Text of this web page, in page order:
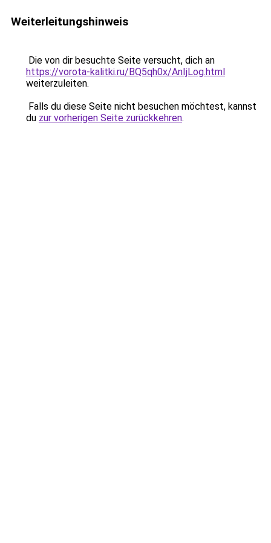
Weiterleitungshinweis
Die von dir besuchte Seite versucht, dich an
https://vorota-kalitki.ru/BQ5qh0x/AnIjLog.html
weiterzuleiten.
Falls du diese Seite nicht besuchen möchtest, kannst
du zur vorherigen Seite zurückkehren.